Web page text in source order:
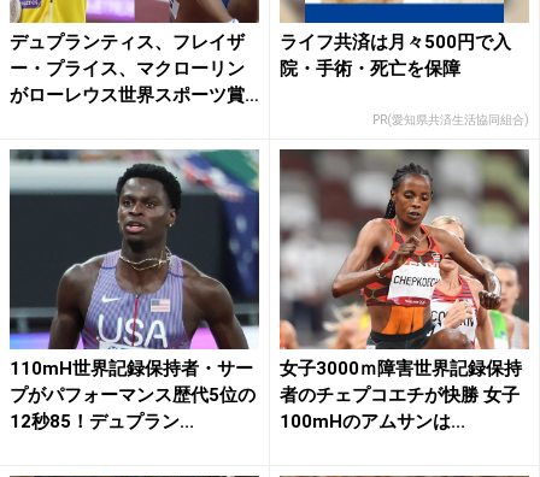
デュプランティス、フレイザ
ー・プライス、マクローリン
がローレウス世界スポーツ賞
ライフ共済は月々500円で入
院・手術・死亡を保障
PR(愛知県共済生活協同組合)
110mH世界記録保持者・サー
プがパフォーマンス歴代5位の
12秒85！デュプラン...
女子3000ｍ障害世界記録保持
者のチェプコエチが快勝 女子
100mHのアムサンは...